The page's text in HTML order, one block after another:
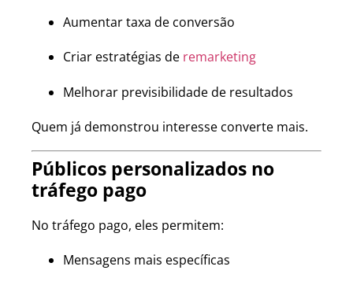
Aumentar taxa de conversão
Criar estratégias de remarketing
Melhorar previsibilidade de resultados
Quem já demonstrou interesse converte mais.
Públicos personalizados no
tráfego pago
No tráfego pago, eles permitem:
Mensagens mais específicas